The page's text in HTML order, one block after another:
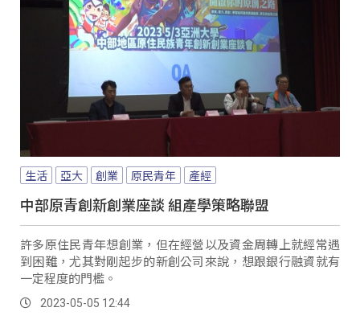
生活 亞大 創業 原民青年 產經
中部原青創新創業座談 組產學策略聯盟
許多原住民青年想創業，但在經營以及資金周轉上就經常遇
到困難，尤其對剛起步的新創公司來說，想跟銀行融資就有
一定程度的門檻。
2023-05-05 12:44